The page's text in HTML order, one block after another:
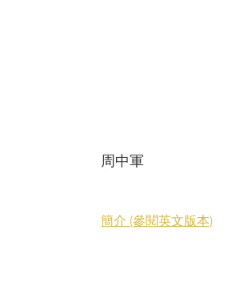
簡介 (參閱英文版本)
周中軍